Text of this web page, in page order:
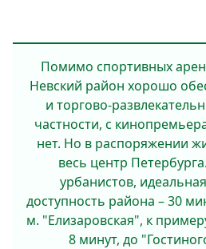
Помимо спортивных
Невский район хорошо
и торго­во-
частности, с
нет. Но в распоря­жении
весь центр
урбанистов,
доступность района – 30
м. "Елизаровская", к
8 минут, до